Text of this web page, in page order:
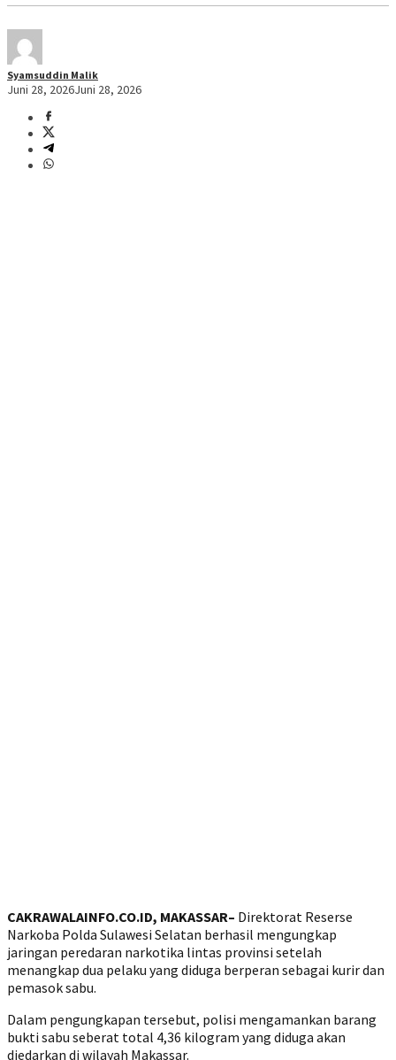
Syamsuddin Malik
Juni 28, 2026Juni 28, 2026
CAKRAWALAINFO.CO.ID, MAKASSAR– Direktorat Reserse
Narkoba Polda Sulawesi Selatan berhasil mengungkap
jaringan peredaran narkotika lintas provinsi setelah
menangkap dua pelaku yang diduga berperan sebagai kurir dan
pemasok sabu.
Dalam pengungkapan tersebut, polisi mengamankan barang
bukti sabu seberat total 4,36 kilogram yang diduga akan
diedarkan di wilayah Makassar.